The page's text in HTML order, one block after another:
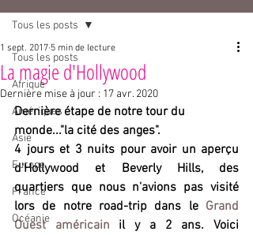
Tous les posts
Afrique
Amériques
Asie
Europe
France
Océanie
Tous les posts
La magie d'Hollywood
1 sept. 2017 5 min de lecture
Dernière mise à jour : 17 avr. 2020
Dernière étape de notre tour du
monde..."la cité des anges".
4 jours et 3 nuits pour avoir un aperçu
d'Hollywood et Beverly Hills, des
quartiers que nous n'avions pas visité
lors de notre road-trip dans le Grand
Ouest américain il y a 2 ans. Voici